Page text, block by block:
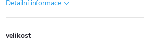
Detailní informace
velikost